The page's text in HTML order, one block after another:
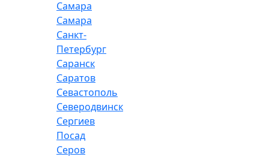
Самара
Самара
Санкт-
Петербург
Саранск
Саратов
Севастополь
Северодвинск
Сергиев
Посад
Серов